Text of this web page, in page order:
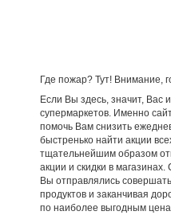
Где пожар? Тут! Внимание,
Если Вы здесь, значит, Вас
супермаркетов. Именно
помочь Вам снизить
быстренько найти акции
тщательнейшим образом
акции и скидки в
Вы отправлялись
продуктов и заканчивая
по наиболее выгодным